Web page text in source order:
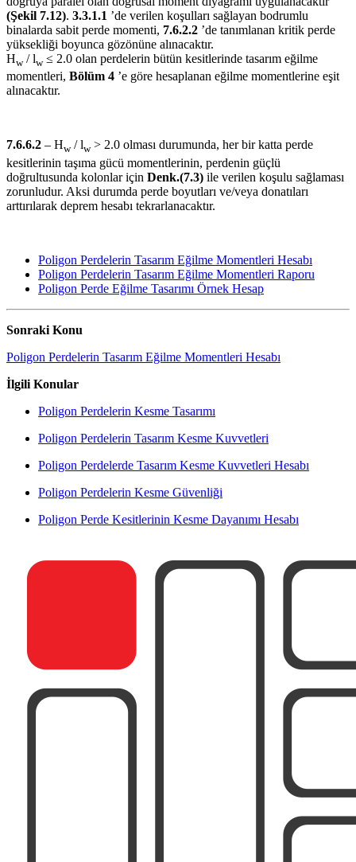
(Şekil 7.12). 3.3.1.1 ’de verilen koşulları sağlayan bodrumlu
binalarda sabit perde momenti, 7.6.2.2 ’de tanımlanan kritik perde
yüksekliği boyunca gözönüne alınacaktır.
Hw/ lw≤ 2.0 olan perdelerin bütün kesitlerinde tasarım eğilme
momentleri, Bölüm 4 ’e göre hesaplanan eğilme momentlerine eşit
alınacaktır.
7.6.6.2 – Hw/ lw> 2.0 olması durumunda, her bir katta perde
kesitlerinin taşıma gücü momentlerinin, perdenin güçlü
doğrultusunda kolonlar için Denk.(7.3) ile verilen koşulu sağlaması
zorunludur. Aksi durumda perde boyutları ve/veya donatıları
arttırılarak deprem hesabı tekrarlanacaktır.
Poligon Perdelerin Tasarım Eğilme Momentleri Hesabı
Poligon Perdelerin Tasarım Eğilme Momentleri Raporu
Poligon Perde Eğilme Tasarımı Örnek Hesap
Sonraki Konu
Poligon Perdelerin Tasarım Eğilme Momentleri Hesabı
İlgili Konular
Poligon Perdelerin Kesme Tasarımı
Poligon Perdelerin Tasarım Kesme Kuvvetleri
Poligon Perdelerde Tasarım Kesme Kuvvetleri Hesabı
Poligon Perdelerin Kesme Güvenliği
Poligon Perde Kesitlerinin Kesme Dayanımı Hesabı